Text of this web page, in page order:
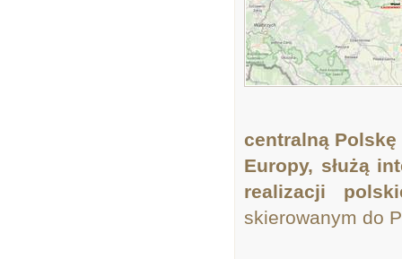
centralną Polskę
Europy, służą
realizacji
skierowanym do